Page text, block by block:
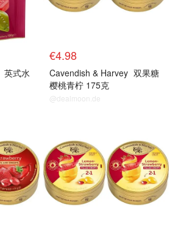
英式水
€4.98
Cavendish & Harvey 双果糖
樱桃青柠 175克
@dealmoon.de